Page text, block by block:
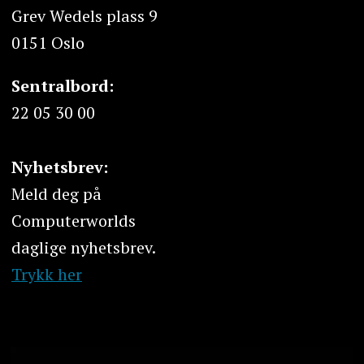
Grev Wedels plass 9
0151 Oslo
Sentralbord:
22 05 30 00
Nyhetsbrev:
Meld deg på
Computerworlds
daglige nyhetsbrev.
Trykk her